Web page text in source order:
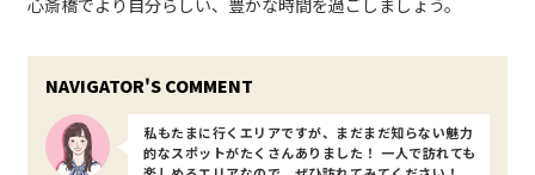
心斎橋でより自分らしい、豊かな時間を過ごしましょう。
私もたまに行くエリアですが、まだまだ知らない魅力
的なスポットがたくさんありました！ 一人で訪れても